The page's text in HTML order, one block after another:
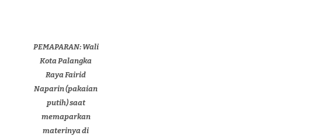
PEMAPARAN: Wali
Kota Palangka
Raya Fairid
Naparin (pakaian
putih) saat
memaparkan
materinya di